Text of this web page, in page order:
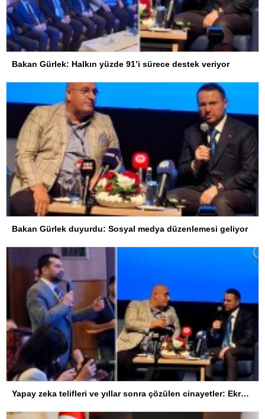
Bakan Gürlek: Halkın yüzde 91’i sürece destek veriyor
Bakan Gürlek duyurdu: Sosyal medya düzenlemesi geliyor
Yapay zeka telifleri ve yıllar sonra çözülen cinayetler: Ekrem Teymur sordu, Bakan Gürlek yanıtladı